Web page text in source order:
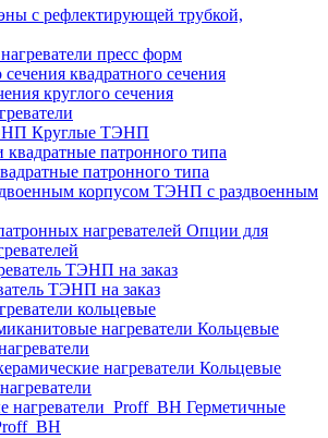
с рефлектирующей трубкой,
пресс форм
квадратного сечения
круглого сечения
Круглые ТЭНП
патронного типа
ТЭНП с раздвоенным
Опции для
ТЭНП на заказ
кольцевые
Кольцевые
Кольцевые
Герметичные